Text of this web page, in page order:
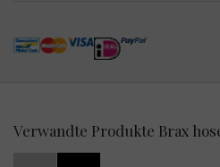
Verwandte Produkte Brax